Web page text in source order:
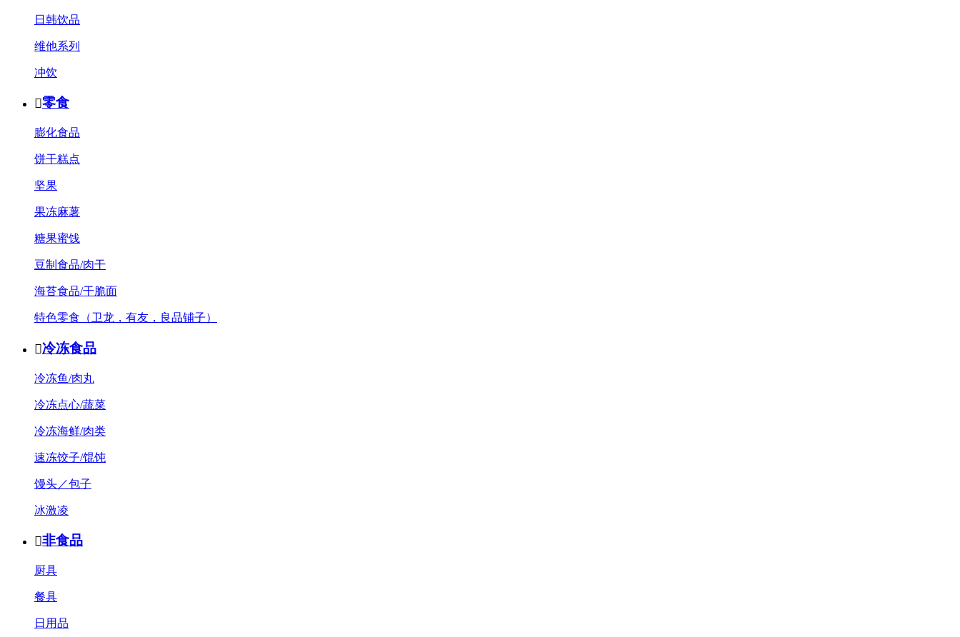
日韩饮品
维他系列
冲饮
零食
膨化食品
饼干糕点
坚果
果冻麻薯
糖果蜜饯
豆制食品/肉干
海苔食品/干脆面
特色零食（卫龙，有友，良品铺子）
冷冻食品
冷冻鱼/肉丸
冷冻点心/蔬菜
冷冻海鲜/肉类
速冻饺子/馄饨
馒头／包子
冰激凌
非食品
厨具
餐具
日用品